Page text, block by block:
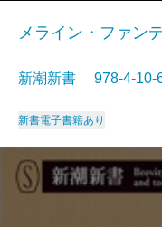
メライン・ファン
新潮新書 978-4-
新書電子書籍あり